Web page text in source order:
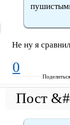
Не ну я
0